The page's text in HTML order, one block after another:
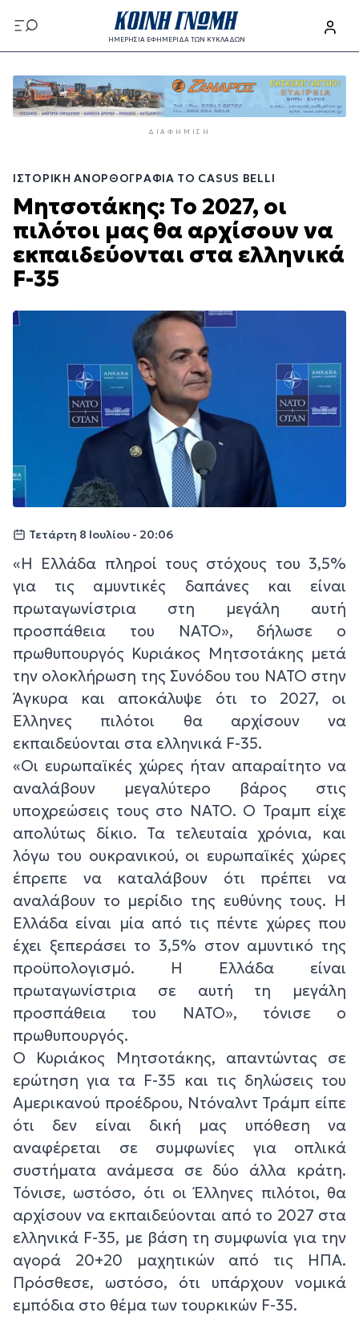
προς
το
περιεχόμενο
ΗΜΕΡΗΣΙΑ ΕΦΗΜΕΡΙΔΑ ΤΩΝ ΚΥΚΛΑΔΩΝ
προς
το
κυρίως
ΔΙΑΦΉΜΙΣΗ
ΙΣΤΟΡΙΚΉ ΑΝΟΡΘΟΓΡΑΦΊΑ ΤΟ CASUS BELLI
Μητσοτάκης: Το 2027, οι
πιλότοι μας θα αρχίσουν να
εκπαιδεύονται στα ελληνικά
F-35
Τετάρτη 8 Ιουλίου - 20:06
«Η Ελλάδα πληροί τους στόχους του 3,5%
για τις αμυντικές δαπάνες και είναι
πρωταγωνίστρια στη μεγάλη αυτή
προσπάθεια του ΝΑΤΟ», δήλωσε ο
πρωθυπουργός Κυριάκος Μητσοτάκης μετά
την ολοκλήρωση της Συνόδου του ΝΑΤΟ στην
Άγκυρα και αποκάλυψε ότι το 2027, οι
Έλληνες πιλότοι θα αρχίσουν να
εκπαιδεύονται στα ελληνικά F-35.
«Οι ευρωπαϊκές χώρες ήταν απαραίτητο να
αναλάβουν μεγαλύτερο βάρος στις
υποχρεώσεις τους στο ΝΑΤΟ. Ο Τραμπ είχε
απολύτως δίκιο. Τα τελευταία χρόνια, και
λόγω του ουκρανικού, οι ευρωπαϊκές χώρες
έπρεπε να καταλάβουν ότι πρέπει να
αναλάβουν το μερίδιο της ευθύνης τους. Η
Ελλάδα είναι μία από τις πέντε χώρες που
έχει ξεπεράσει το 3,5% στον αμυντικό της
προϋπολογισμό. Η Ελλάδα είναι
πρωταγωνίστρια σε αυτή τη μεγάλη
προσπάθεια του ΝΑΤΟ», τόνισε ο
πρωθυπουργός.
Ο Κυριάκος Μητσοτάκης, απαντώντας σε
ερώτηση για τα F-35 και τις δηλώσεις του
Αμερικανού προέδρου, Ντόναλντ Τράμπ είπε
ότι δεν είναι δική μας υπόθεση να
αναφέρεται σε συμφωνίες για οπλικά
συστήματα ανάμεσα σε δύο άλλα κράτη.
Τόνισε, ωστόσο, ότι οι Έλληνες πιλότοι, θα
αρχίσουν να εκπαιδεύονται από το 2027 στα
ελληνικά F-35, με βάση τη συμφωνία για την
αγορά 20+20 μαχητικών από τις ΗΠΑ.
Πρόσθεσε, ωστόσο, ότι υπάρχουν νομικά
εμπόδια στο θέμα των τουρκικών F-35.